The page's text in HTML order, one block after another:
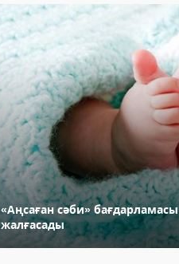
«Аңсаған сәби»
жалғасады